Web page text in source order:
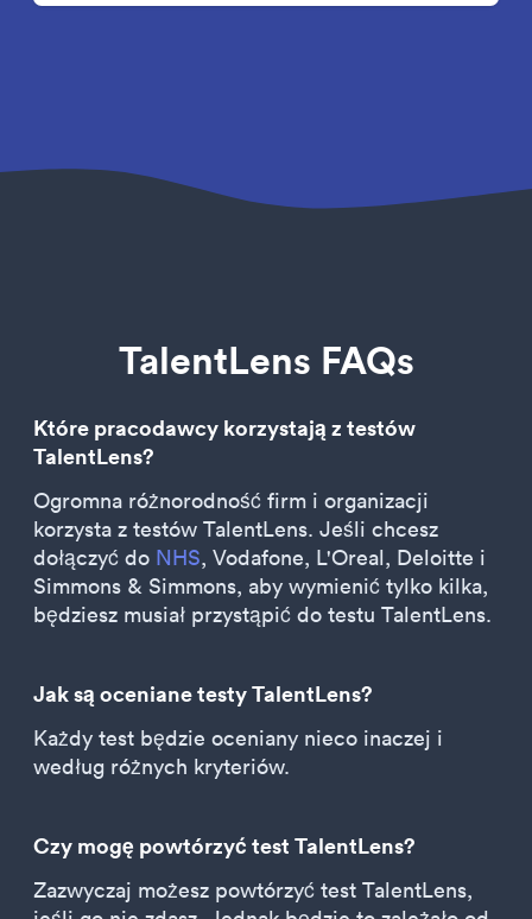
TalentLens FAQs
Które pracodawcy korzystają z testów
TalentLens?
Ogromna różnorodność firm i organizacji
korzysta z testów TalentLens. Jeśli chcesz
dołączyć do NHS, Vodafone, L'Oreal, Deloitte i
Simmons & Simmons, aby wymienić tylko kilka,
będziesz musiał przystąpić do testu TalentLens.
Jak są oceniane testy TalentLens?
Każdy test będzie oceniany nieco inaczej i
według różnych kryteriów.
Czy mogę powtórzyć test TalentLens?
Zazwyczaj możesz powtórzyć test TalentLens,